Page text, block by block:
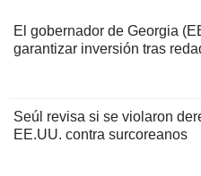
El gobernador de Georgia
garantizar inversión tras
Seúl revisa si se violaron
EE.UU. contra surcoreanos